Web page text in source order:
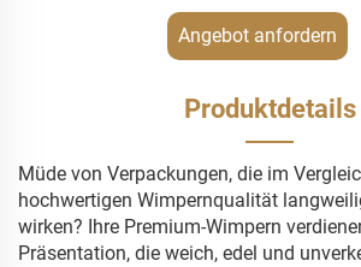
Angebot anfordern
Produktdetails
Müde von Verpackungen, die im
hochwertigen Wimpernqualität
wirken? Ihre Premium-Wimpern
Präsentation, die weich, edel und